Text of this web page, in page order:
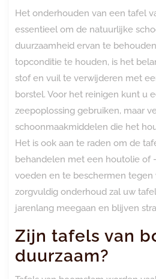
Het onderhouden van een tafel
essentieel om de natuurlijke
duurzaamheid ervan te
topconditie te houden, is het
stof en vuil te verwijderen met
borstel. Voor het reinigen kunt u
zeepoplossing gebruiken, maar
schoonmaakmiddelen die het
Het is ook aan te raden om de
behandelen met een houtolie of
voeden en te beschermen tegen
zorgvuldig onderhoud zal uw
jarenlang meegaan en blijven
Zijn tafels van
duurzaam?